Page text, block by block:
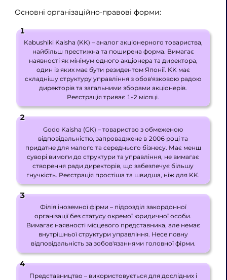
Основні організаційно-правові форми:
Kabushiki Kaisha (KK) – аналог акціонерного товариства,
найбільш престижна та поширена форма. Вимагає
наявності як мінімум одного акціонера та директора,
один із яких має бути резидентом Японії. KK має
складнішу структуру управління з обов'язковою радою
директорів та загальними зборами акціонерів.
Реєстрація триває 1-2 місяці.
Godo Kaisha (GK) – товариство з обмеженою
відповідальністю, запроваджене в 2006 році та
придатне для малого та середнього бізнесу. Має менш
суворі вимоги до структури та управління, не вимагає
створення ради директорів, що забезпечує більшу
гнучкість. Реєстрація простіша та швидша, ніж для KK.
Філія іноземної фірми – підрозділ закордонної
організації без статусу окремої юридичної особи.
Вимагає наявності місцевого представника, але немає
внутрішньої структури управління. Несе повну
відповідальність за зобов'язаннями головної фірми.
Представництво – використовується для дослідних і